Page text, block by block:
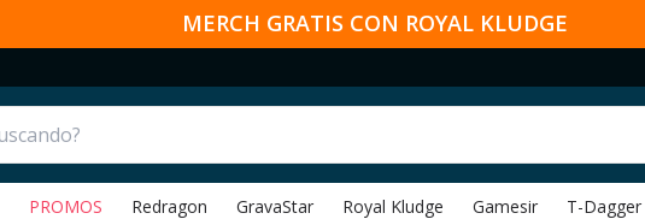
MERCH GRATIS CON ROYAL KLUDGE
PROMOS Redragon GravaStar Royal Kludge Gamesir T-Dagger